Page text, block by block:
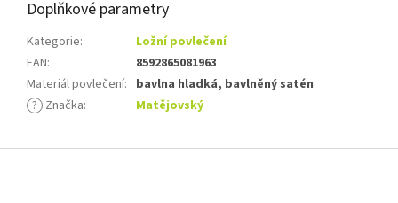
Doplňkové parametry
Kategorie:
Ložní povlečení
EAN:
8592865081963
Materiál povlečení: bavlna hladká, bavlněný satén
? Značka: Matějovský
Z